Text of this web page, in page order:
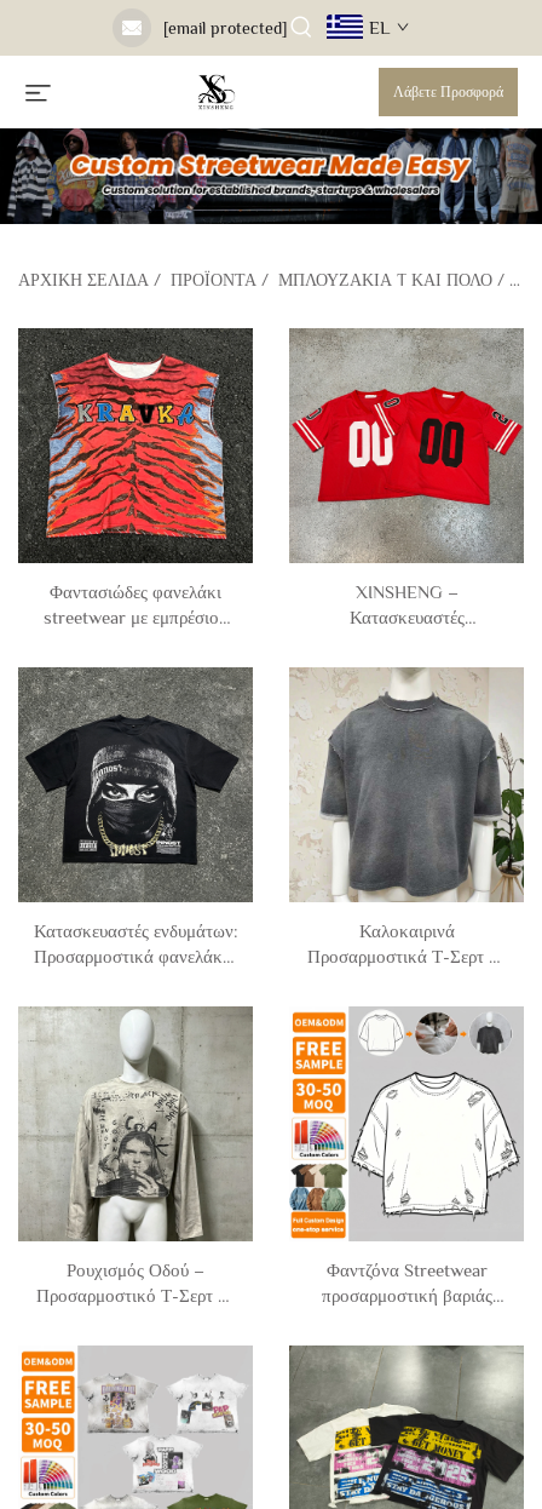
[email protected] EL
Λάβετε Προσφορά
ΑΡΧΙΚΉ ΣΕΛΊΔΑ / ΠΡΟΪΌΝΤΑ / ΜΠΛΟΥΖΆΚΙΑ T ΚΑΙ ΠΌΛΟ /
Φαντασιώδες φανελάκι
streetwear με εμπρέσιον
εκτύπωση λεοπάρδαλης και
αποφθορά, φανελάκι χωρίς
μανίκια, τανκ-τόπ για
άντρες
XINSHENG –
Κατασκευαστές
ενδυμάτων, με εκτύπωση
σιλκ-σκριν, φανελάκια με
ρίγες και V-λαιμό,
βραχύμανα, από τζερσεΐ για
ποδόσφαιρο, για άντρες
Κατασκευαστές ενδυμάτων:
Προσαρμοστικά φανελάκια
DTG, με χαρακτήρες,
βαριάς κατασκευής,
μεγάλου μεγέθους και
διακριτικής κοπής, για
άντρες
Καλοκαιρινά
Προσαρμοστικά Τ-Σερτ με
gsm, 100% βαμβάκι,
Λευκά Τ-Σερτ με Όξινο
Ξέβαφμα και Κοντό
Κουτιάστικο Σχήμα για
Άντρες
Ρουχισμός Οδού –
Προσαρμοστικό Τ-Σερτ με
Χαρακτήρες, Ρετρό Στιλ,
Όξινο Ξέβαφμα,
Κουτιάστικο, Υπερμεγέθη
και Κοντό, Γραφικό Τ-
Σερτ με Μακριά Μανίκια
για Άντρες
Φαντζόνα Streetwear
προσαρμοστική βαριάς
πλυμένη, με χαμηλούς
ώμους, διακοσμημένη με
σχίσματα, φθαρμένη,
υπερμεγέθης και κομμένη
σε κοντό μοντέλο για
άνδρες